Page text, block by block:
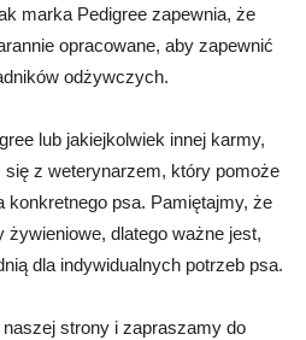
marka Pedigree zapewnia, że
opracowane, aby zapewnić
odżywczych.
lub jakiejkolwiek innej karmy,
z weterynarzem, który pomoże
konkretnego psa. Pamiętajmy, że
dlatego ważne jest,
dla indywidualnych potrzeb psa.
strony i zapraszamy do